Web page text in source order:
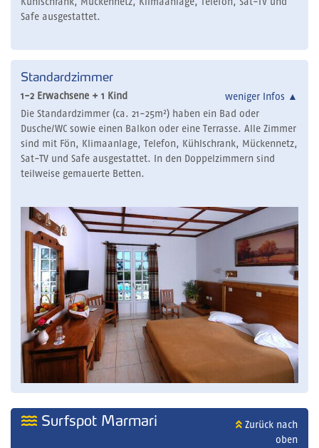
Kühlschrank, Mückennetz, Klimaanlage, Telefon, Sat-TV und
Safe ausgestattet.
Standardzimmer
1-2 Erwachsene + 1 Kind weniger Infos ▲
Die Standardzimmer (ca. 21-25m²) haben ein Bad oder
Dusche/WC sowie einen Balkon oder eine Terrasse. Alle Zimmer
sind mit Fön, Klimaanlage, Telefon, Kühlschrank, Mückennetz,
Sat-TV und Safe ausgestattet. In den Doppelzimmern sind
teilweise gemauerte Betten.
Surfspot Marmari
Zurück nach
oben